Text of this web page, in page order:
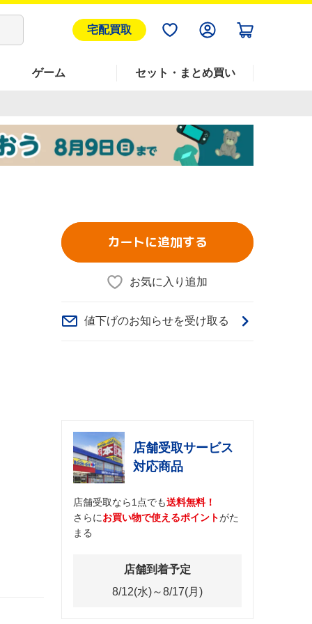
宅配買取
ゲーム セット・まとめ買い
カートに追加する
お気に入り追加
値下げのお知らせを受け取る
店舗受取サービス
対応商品
店舗受取なら1点でも送料無料！
さらにお買い物で使えるポイントがた
まる
店舗到着予定
8/12(水)～8/17(月)